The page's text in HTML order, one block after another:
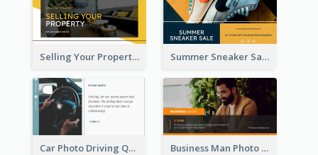
Selling Your Property Real Estate Twitter Post Summer Sneaker Sale Twitter Post
Car Photo Driving Quote Twitter Post Business Man Photo Business Quote Twitter Post